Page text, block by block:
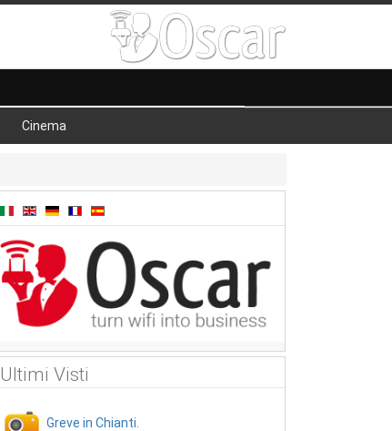
Cinema
Ultimi Visti
Greve in Chianti.